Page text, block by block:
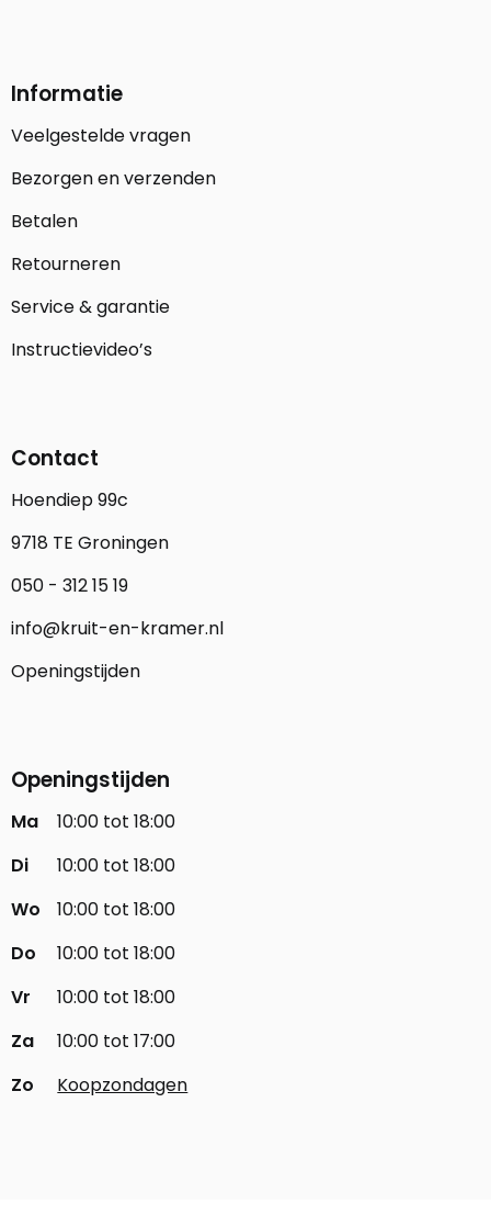
Informatie
Veelgestelde vragen
Bezorgen en verzenden
Betalen
Retourneren
Service & garantie
Instructievideo’s
Contact
Hoendiep 99c
9718 TE Groningen
050 - 312 15 19
info@kruit-en-kramer.nl
Openingstijden
Openingstijden
Ma
10:00 tot 18:00
Di
10:00 tot 18:00
Wo
10:00 tot 18:00
Do
10:00 tot 18:00
Vr
10:00 tot 18:00
Za
10:00 tot 17:00
Zo
Koopzondagen